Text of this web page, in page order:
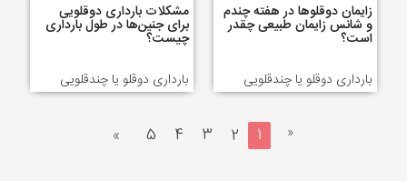
زایمان دوقلوها در هفته چندم
و شانس زایمان طبیعی چقدر
است؟
بارداری دوقلو یا چندقلویی
مشکلات بارداری دوقلویی
برای جنین‌ها در طول بارداری
چیست؟
بارداری دوقلو یا چندقلویی
«
1
2
3
4
5
»